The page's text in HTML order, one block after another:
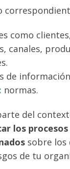
como
canales,
de
normas.
del
los procesos
sobre los
de tu